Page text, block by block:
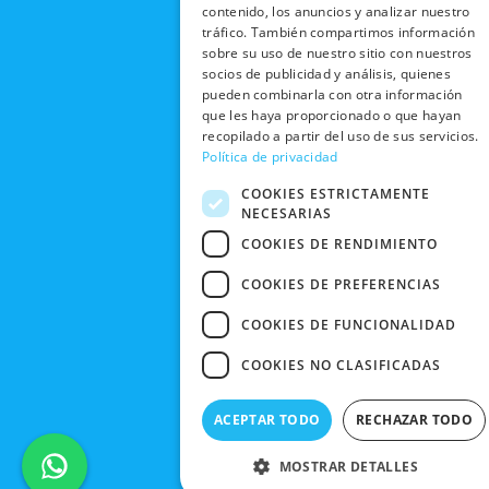
m
TRABAJA
CON
NOSOTROS
NUESTRAS
TIENDAS
BLACK
FRIDAY
CONTACTO
RECOGIDA
EN TIENDA
DEVOLUCIONES
Y CAMBIOS
CANCELAR
PEDIDO
POLÍTICA DE
PRIVACIDAD
CONDICIONES
DE COMPRA
contenido, los anuncios y analizar nuestro
tráfico. También compartimos información
sobre su uso de nuestro sitio con nuestros
socios de publicidad y análisis, quienes
pueden combinarla con otra información
que les haya proporcionado o que hayan
recopilado a partir del uso de sus servicios.
Política de privacidad
COOKIES ESTRICTAMENTE
NECESARIAS
COOKIES DE RENDIMIENTO
COOKIES DE PREFERENCIAS
COOKIES DE FUNCIONALIDAD
COOKIES NO CLASIFICADAS
ACEPTAR TODO RECHAZAR TODO
MOSTRAR DETALLES